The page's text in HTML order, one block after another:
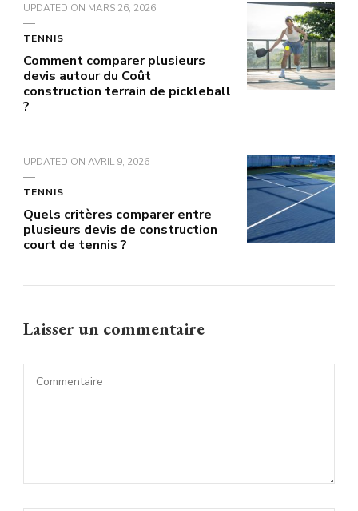
UPDATED ON MARS 26, 2026
TENNIS
Comment comparer plusieurs
devis autour du Coût
construction terrain de pickleball
?
UPDATED ON AVRIL 9, 2026
TENNIS
Quels critères comparer entre
plusieurs devis de construction
court de tennis ?
Laisser un commentaire